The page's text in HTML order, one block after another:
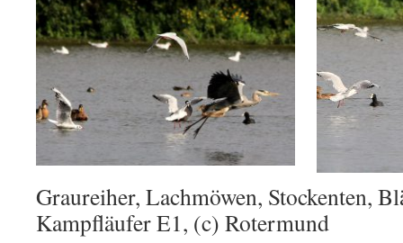
Graureiher, Lachmöwen, Stockenten,
Kampfläufer E1, (c) Rotermund